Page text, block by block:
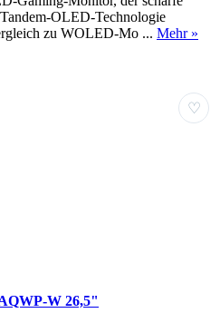
OLED-Technologie
zu WOLED-Mo ... Mehr »
♡
W 26,5"